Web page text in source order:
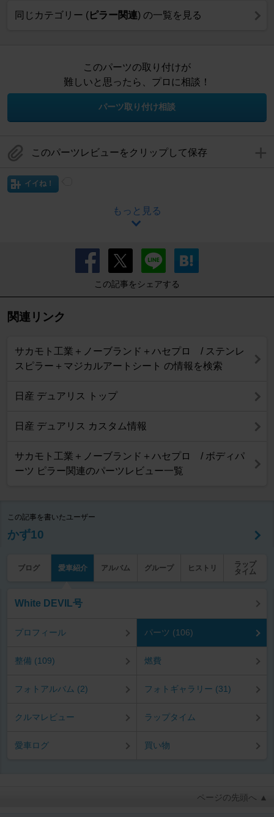
同じカテゴリー (ピラー関連) の一覧を見る
このパーツの取り付けが
難しいと思ったら、プロに相談！
パーツ取り付け相談
このパーツレビューをクリップして保存
イイね！
もっと見る
この記事をシェアする
関連リンク
サカモト工業＋ノーブランド＋ハセプロ / ステンレ
スピラー＋マジカルアートシート の情報を検索
日産 デュアリス トップ
日産 デュアリス カスタム情報
サカモト工業＋ノーブランド＋ハセプロ / ボディパ
ーツ ピラー関連のパーツレビュー一覧
この記事を書いたユーザー
かず10
ブログ 愛車紹介 アルバム グループ ヒストリ
ラップ
タイム
White DEVIL号
プロフィール パーツ (106)
整備 (109) 燃費
フォトアルバム (2) フォトギャラリー (31)
クルマレビュー ラップタイム
愛車ログ 買い物
ページの先頭へ ▲